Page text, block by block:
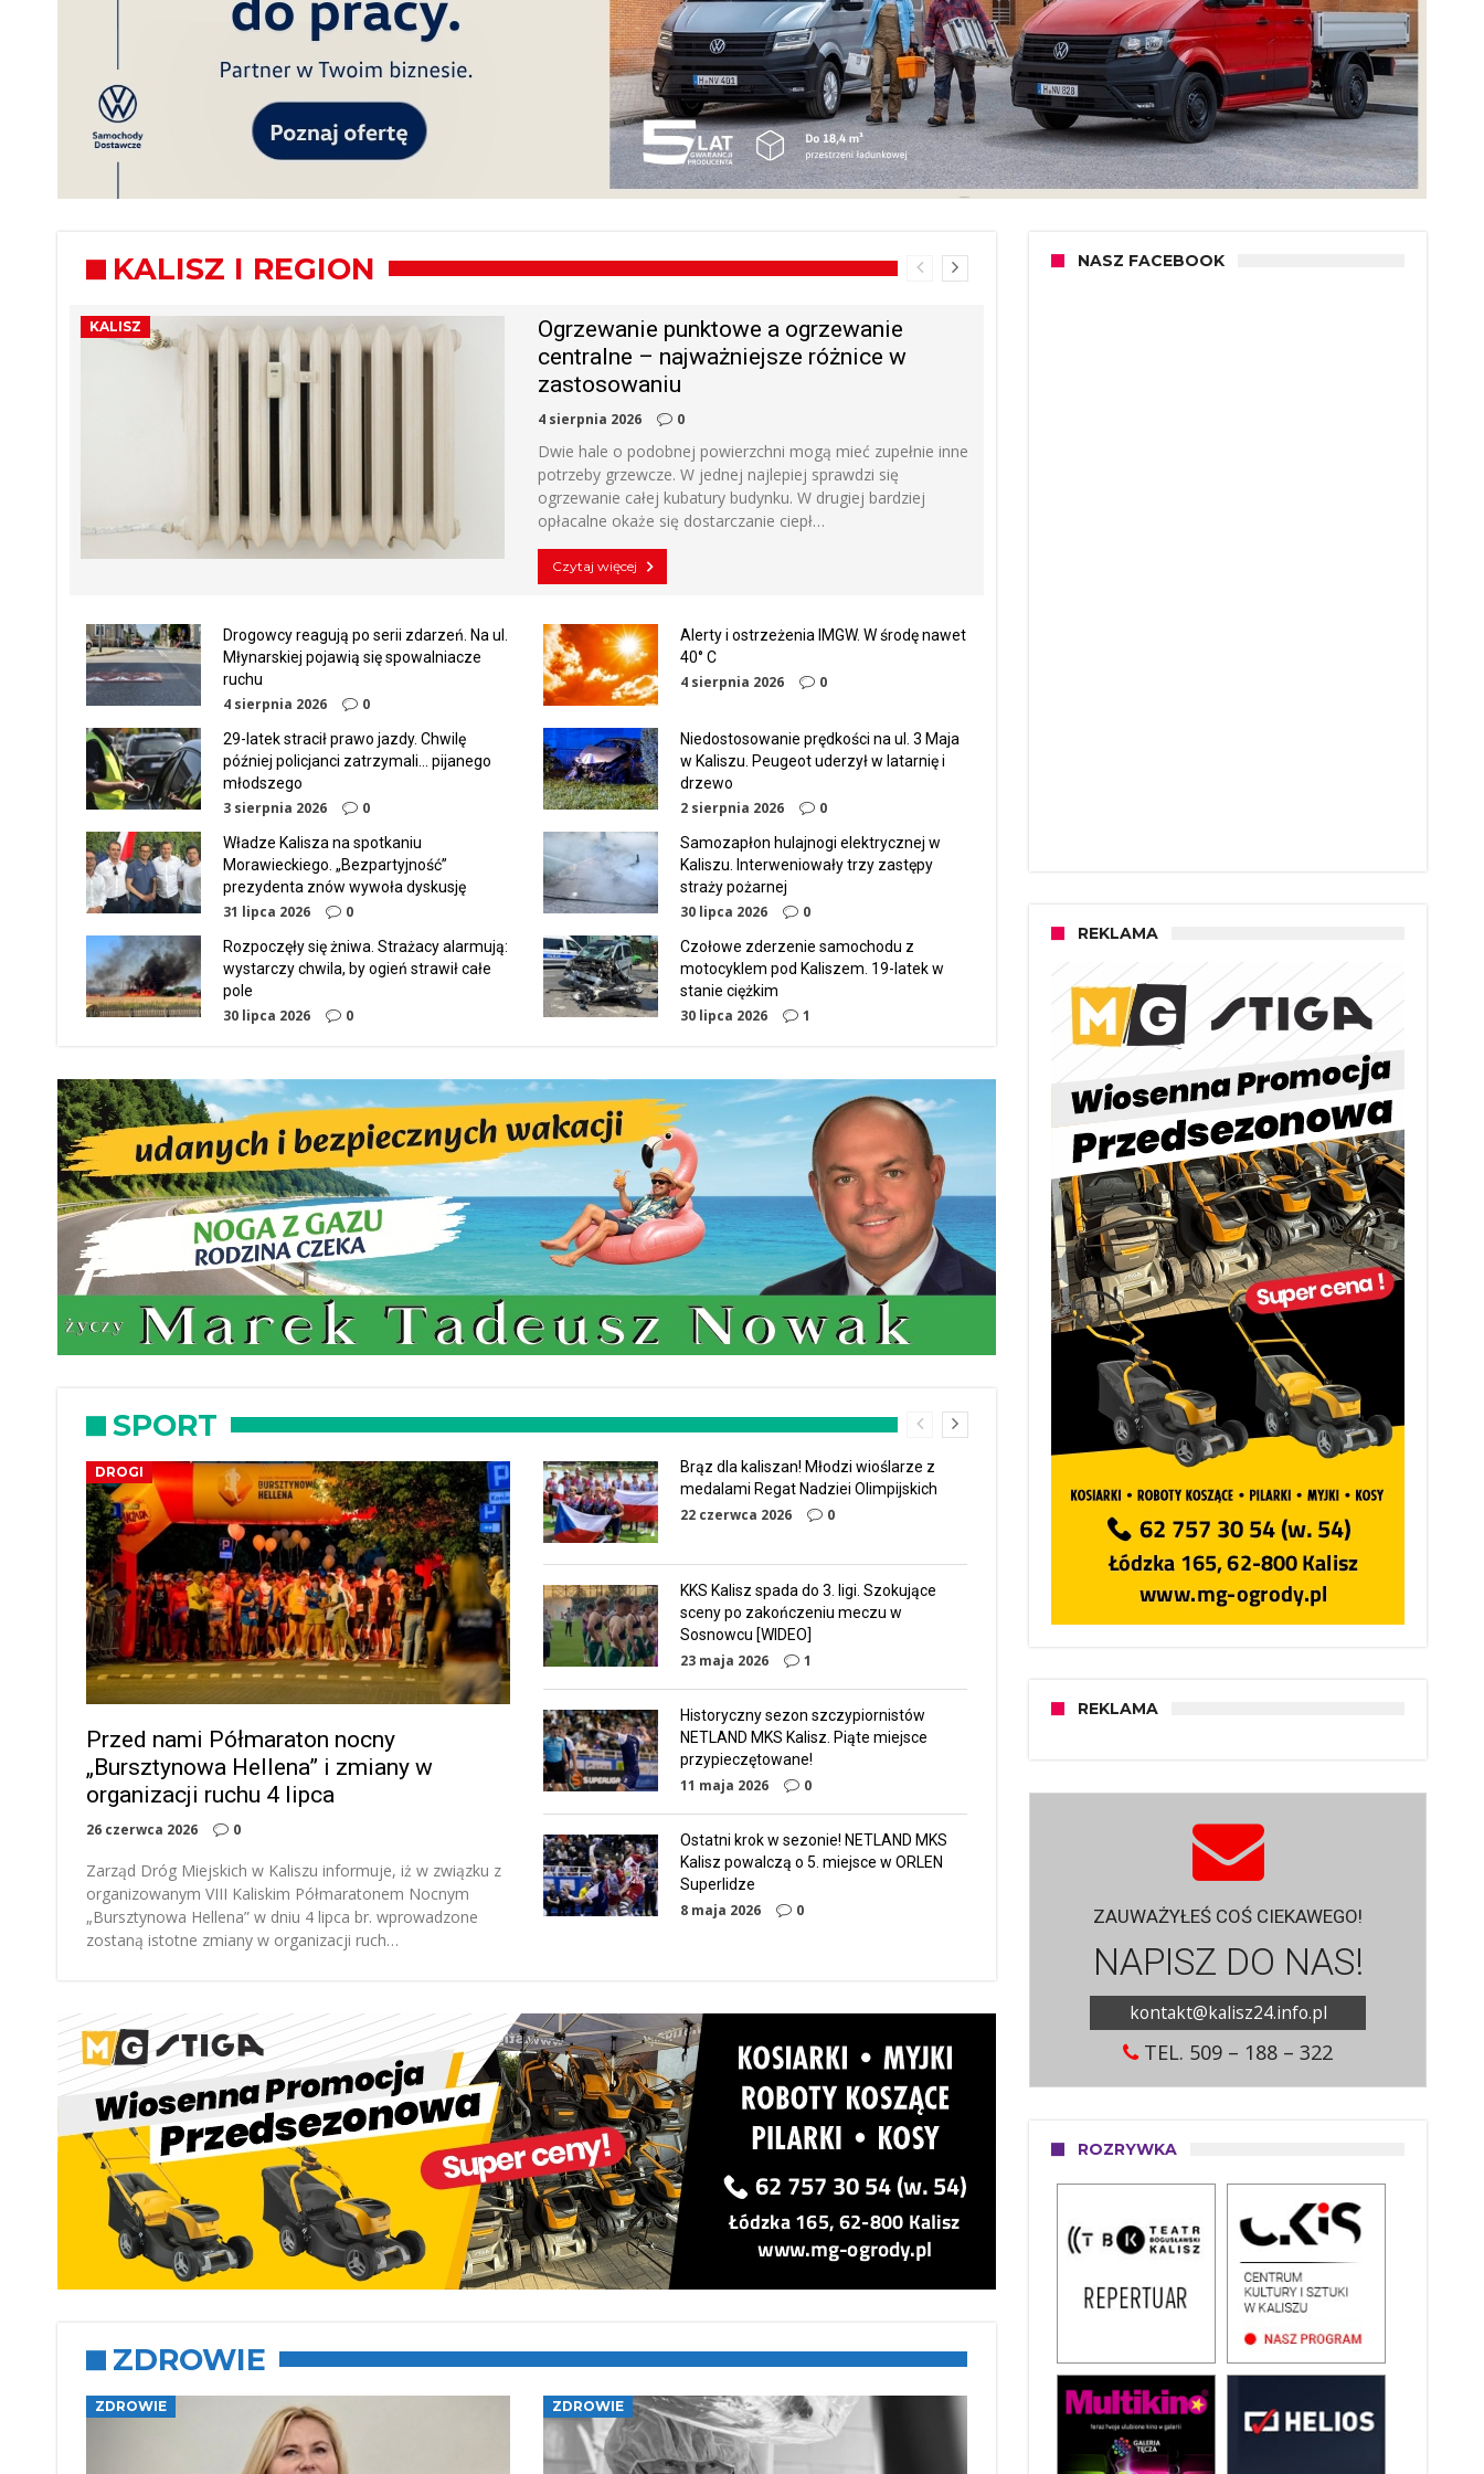
KALISZ I REGION
KALISZ
Ogrzewanie punktowe a ogrzewanie
centralne – najważniejsze różnice w
zastosowaniu
4 sierpnia 2026 0
Dwie hale o podobnej powierzchni mogą mieć zupełnie inne
potrzeby grzewcze. W jednej najlepiej sprawdzi się
ogrzewanie całej kubatury budynku. W drugiej bardziej
opłacalne okaże się dostarczanie ciepł…
Czytaj więcej
Drogowcy reagują po serii zdarzeń. Na ul.
Młynarskiej pojawią się spowalniacze
ruchu
4 sierpnia 2026 0
Alerty i ostrzeżenia IMGW. W środę nawet
40° C
4 sierpnia 2026 0
29-latek stracił prawo jazdy. Chwilę
później policjanci zatrzymali… pijanego
młodszego
3 sierpnia 2026 0
Niedostosowanie prędkości na ul. 3 Maja
w Kaliszu. Peugeot uderzył w latarnię i
drzewo
2 sierpnia 2026 0
Władze Kalisza na spotkaniu
Morawieckiego. „Bezpartyjność”
prezydenta znów wywoła dyskusję
31 lipca 2026 0
Samozapłon hulajnogi elektrycznej w
Kaliszu. Interweniowały trzy zastępy
straży pożarnej
30 lipca 2026 0
Rozpoczęły się żniwa. Strażacy alarmują:
wystarczy chwila, by ogień strawił całe
pole
30 lipca 2026 0
Czołowe zderzenie samochodu z
motocyklem pod Kaliszem. 19-latek w
stanie ciężkim
30 lipca 2026 1
SPORT
DROGI
Przed nami Półmaraton nocny
„Bursztynowa Hellena” i zmiany w
organizacji ruchu 4 lipca
26 czerwca 2026 0
Zarząd Dróg Miejskich w Kaliszu informuje, iż w związku z
organizowanym VIII Kaliskim Półmaratonem Nocnym
„Bursztynowa Hellena” w dniu 4 lipca br. wprowadzone
zostaną istotne zmiany w organizacji ruch…
Brąz dla kaliszan! Młodzi wioślarze z
medalami Regat Nadziei Olimpijskich
22 czerwca 2026 0
KKS Kalisz spada do 3. ligi. Szokujące
sceny po zakończeniu meczu w
Sosnowcu [WIDEO]
23 maja 2026 1
Historyczny sezon szczypiornistów
NETLAND MKS Kalisz. Piąte miejsce
przypieczętowane!
11 maja 2026 0
Ostatni krok w sezonie! NETLAND MKS
Kalisz powalczą o 5. miejsce w ORLEN
Superlidze
8 maja 2026 0
ZDROWIE
ZDROWIE ZDROWIE
NASZ FACEBOOK
REKLAMA
REKLAMA
ZAUWAŻYŁEŚ COŚ CIEKAWEGO!
NAPISZ DO NAS!
kontakt@kalisz24.info.pl
TEL. 509 – 188 – 322
ROZRYWKA